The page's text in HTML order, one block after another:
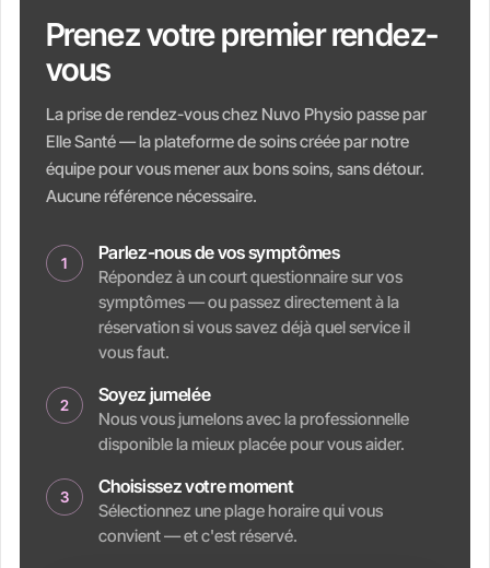
Prenez votre premier rendez-
vous
La prise de rendez-vous chez Nuvo Physio passe par
Elle Santé — la plateforme de soins créée par notre
équipe pour vous mener aux bons soins, sans détour.
Aucune référence nécessaire.
1 Parlez-nous de vos symptômes
Répondez à un court questionnaire sur vos
symptômes — ou passez directement à la
réservation si vous savez déjà quel service il
vous faut.
2 Soyez jumelée
Nous vous jumelons avec la professionnelle
disponible la mieux placée pour vous aider.
3 Choisissez votre moment
Sélectionnez une plage horaire qui vous
convient — et c'est réservé.